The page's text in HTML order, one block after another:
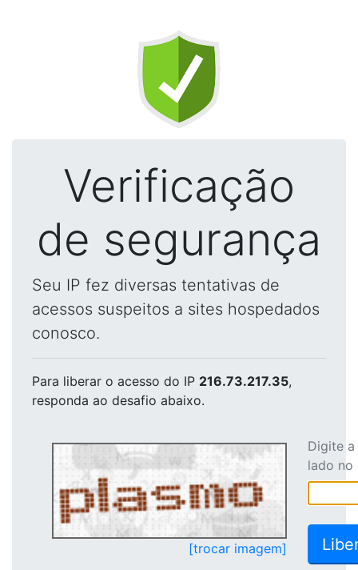
Verificação
de segurança
Seu IP fez diversas tentativas de
acessos suspeitos a sites hospedados
conosco.
Para liberar o acesso do IP 216.73.217.35,
responda ao desafio abaixo.
[trocar imagem]
Digite
lado no